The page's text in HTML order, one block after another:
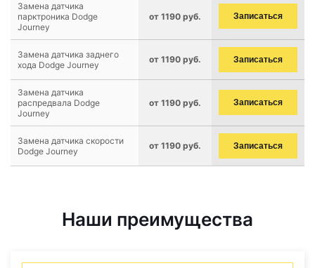
Замена датчика
парктроника Dodge
Journey
от 1190 руб. Записаться
Замена датчика заднего
хода Dodge Journey
от 1190 руб. Записаться
Замена датчика
распредвала Dodge
Journey
от 1190 руб. Записаться
Замена датчика скорости
Dodge Journey
от 1190 руб. Записаться
Наши преимущества